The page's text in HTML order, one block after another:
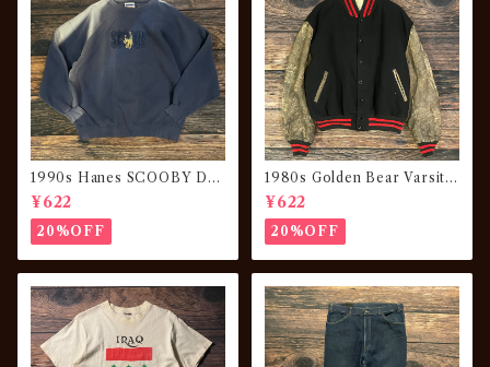
1990s Hanes SCOOBY DO
O Sweatshirt “sun fade”
¥622
20%OFF
1980s Golden Bear Varsity
JKT “made in USA”
¥622
20%OFF